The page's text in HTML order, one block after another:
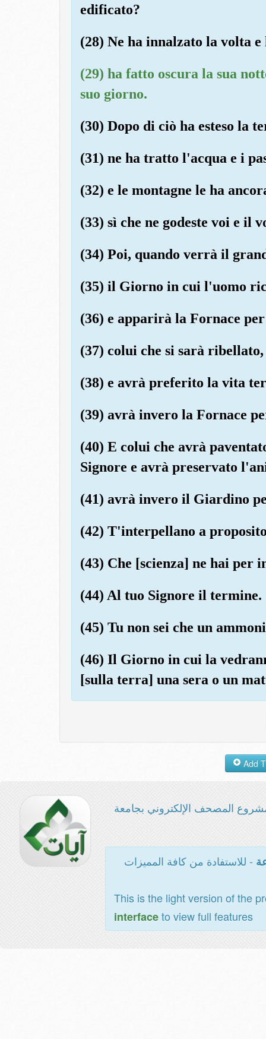
edificato?
(28) Ne ha innalzato la volta
(29) ha fatto oscura la sua
suo giorno.
(30) Dopo di ciò ha esteso la
(31) ne ha tratto l'acqua e i
(32) e le montagne le ha
(33) sì che ne godeste voi e il
(34) Poi, quando verrà il
(35) il Giorno in cui l'uomo
(36) e apparirà la Fornace
(37) colui che si sarà ribellato,
(38) e avrà preferito la vita
(39) avrà invero la Fornace
(40) E colui che avrà
Signore e avrà preservato
(41) avrà invero il Giardino
(42) T'interpellano a
(43) Che [scienza] ne hai per
(44) Al tuo Signore il termine.
(45) Tu non sei che un
(46) Il Giorno in cui la
[sulla terra] una sera o un
المصحف الإلكتروني بجامعة
- للاستفادة من كافة المميزات
This is the light version of the
interfaceto view full features